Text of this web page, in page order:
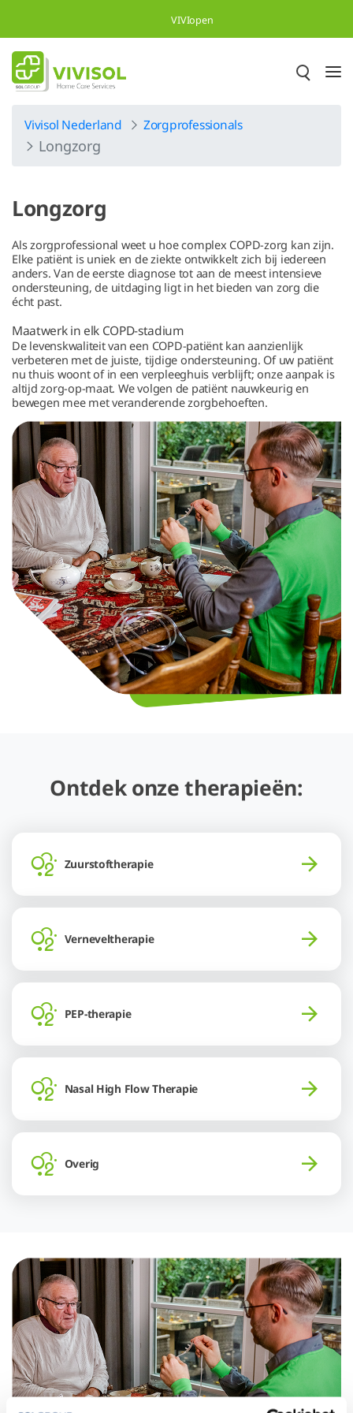
Overslaan en naar hoofdinhoud gaan
VIVIopen
Vivisol Nederland Zorgprofessionals
Longzorg
Longzorg
Als zorgprofessional weet u hoe complex COPD-zorg kan zijn.
Elke patiënt is uniek en de ziekte ontwikkelt zich bij iedereen
anders. Van de eerste diagnose tot aan de meest intensieve
ondersteuning, de uitdaging ligt in het bieden van zorg die
écht past.
Maatwerk in elk COPD-stadium
De levenskwaliteit van een COPD-patiënt kan aanzienlijk
verbeteren met de juiste, tijdige ondersteuning. Of uw patiënt
nu thuis woont of in een verpleeghuis verblijft; onze aanpak is
altijd zorg-op-maat. We volgen de patiënt nauwkeurig en
bewegen mee met veranderende zorgbehoeften.
Ontdek onze therapieën:
Zuurstoftherapie
Verneveltherapie
PEP-therapie
Nasal High Flow Therapie
Overig